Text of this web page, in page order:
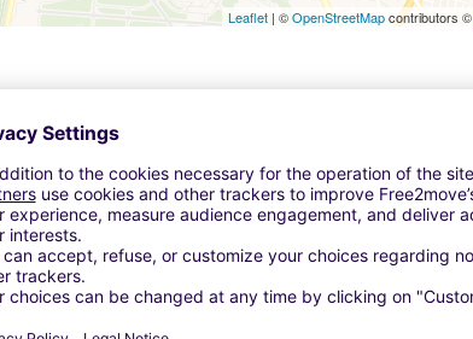
Leaflet | ©OpenStreetMapcontributors ©
20 min. Please ensure this fits your travel plans.
You may be asked to display it on your dashboard
desk before you park.
your flight.